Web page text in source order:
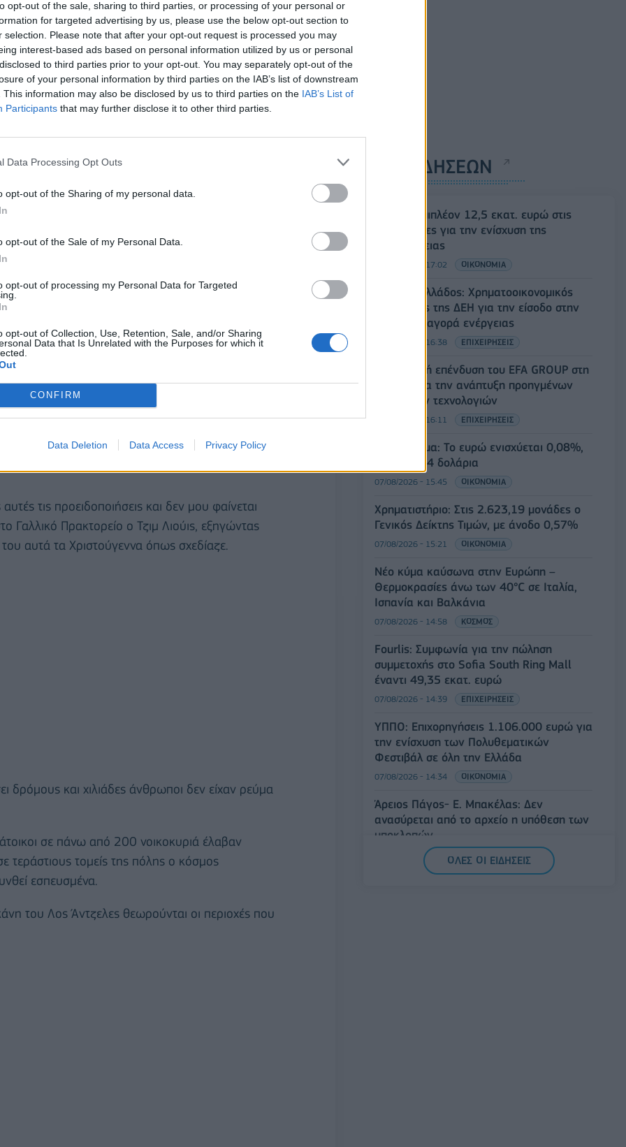
opt-out of the sale, sharing to third parties, or processing of your personal or
for targeted advertising by us, please use the below opt-out section to
selection. Please note that after your opt-out request is processed you may
interest-based ads based on personal information utilized by us or personal
to third parties prior to your opt-out. You may separately opt-out of the
of your personal information by third parties on the IAB’s list of downstream
This information may also be disclosed by us to third parties on the IAB’s List of
Participants that may further disclose it to other third parties.
Data Processing Opt Outs
opt-out of the Sharing of my personal data.
opt-out of the Sale of my Personal Data.
opt-out of processing my Personal Data for Targeted
opt-out of Collection, Use, Retention, Sale, and/or Sharing
Data that Is Unrelated with the Purposes for which it
CONFIRM
Data Deletion Data Access Privacy Policy
τόνισε η αμερικανική μετεωρολογική
ακραίων καιρικών φαινομένων χθες,
και δημόσια περιουσία, «βρίσκονται σε σοβαρό
κατακρημνίσεις που υπό κανονικές συνθήκες
συναγερμού ως το πρωί σήμερα (τοπική ώρα).
X ότι κήρυξε κατάσταση έκτακτης ανάγκης στην
στο νότιο τμήμα της πολιτείας του.
τις τελευταίες χριστουγεννιάτικες αγορές
τις προειδοποιήσεις και δεν μου φαίνεται
Πρακτορείο ο Τζιμ Λιούις, εξηγώντας
αυτά τα Χριστούγεννα όπως σχεδίαζε.
δρόμους και χιλιάδες άνθρωποι δεν είχαν ρεύμα
σε πάνω από 200 νοικοκυριά έλαβαν
τεράστιους τομείς της πόλης ο κόσμος
εσπευσμένα.
του Λος Άντζελες θεωρούνται οι περιοχές που
ΡΟΗ ΕΙΔΗΣΕΩΝ
ΥΠΑΑΤ: Επιπλέον 12,5 εκατ. ευρώ στις
Περιφέρειες για την ενίσχυση της
βιοασφάλειας
07/08/2026 - 17:02 ΟΙΚΟΝΟΜΙΑ
Deloitte Ελλάδος: Χρηματοοικονομικός
σύμβουλος της ΔΕΗ για την είσοδο στην
πολωνική αγορά ενέργειας
07/08/2026 - 16:38 ΕΠΙΧΕΙΡΗΣΕΙΣ
Στρατηγική επένδυση του EFA GROUP στη
Fractal για την ανάπτυξη προηγμένων
αμυντικών τεχνολογιών
07/08/2026 - 16:11 ΕΠΙΧΕΙΡΗΣΕΙΣ
Συνάλλαγμα: Το ευρώ ενισχύεται 0,08%,
στα 1,1534 δολάρια
07/08/2026 - 15:45 ΟΙΚΟΝΟΜΙΑ
Χρηματιστήριο: Στις 2.623,19 μονάδες ο
Γενικός Δείκτης Τιμών, με άνοδο 0,57%
07/08/2026 - 15:21 ΟΙΚΟΝΟΜΙΑ
Νέο κύμα καύσωνα στην Ευρώπη –
Θερμοκρασίες άνω των 40°C σε Ιταλία,
Ισπανία και Βαλκάνια
07/08/2026 - 14:58 ΚΟΣΜΟΣ
Fourlis: Συμφωνία για την πώληση
συμμετοχής στο Sofia South Ring Mall
έναντι 49,35 εκατ. ευρώ
07/08/2026 - 14:39 ΕΠΙΧΕΙΡΗΣΕΙΣ
ΥΠΠΟ: Επιχορηγήσεις 1.106.000 ευρώ για
την ενίσχυση των Πολυθεματικών
Φεστιβάλ σε όλη την Ελλάδα
07/08/2026 - 14:34 ΟΙΚΟΝΟΜΙΑ
Άρειος Πάγος- Ε. Μπακέλας: Δεν
ανασύρεται από το αρχείο η υπόθεση των
υποκλοπών
07/08/2026 - 14:11
ΟΛΕΣ ΟΙ ΕΙΔΗΣΕΙΣ